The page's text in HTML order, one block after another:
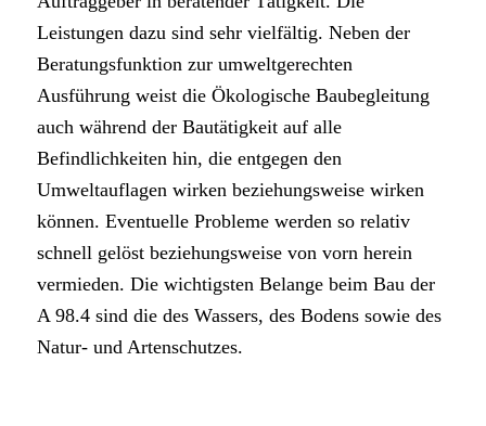
Leistungen dazu sind sehr vielfältig. Neben der
Beratungsfunktion zur umweltgerechten
Ausführung weist die Ökologische Baubegleitung
auch während der Bautätigkeit auf alle
Befindlichkeiten hin, die entgegen den
Umweltauflagen wirken beziehungsweise wirken
können. Eventuelle Probleme werden so relativ
schnell gelöst beziehungsweise von vorn herein
vermieden. Die wichtigsten Belange beim Bau der
A 98.4 sind die des Wassers, des Bodens sowie des
Natur- und Artenschutzes.